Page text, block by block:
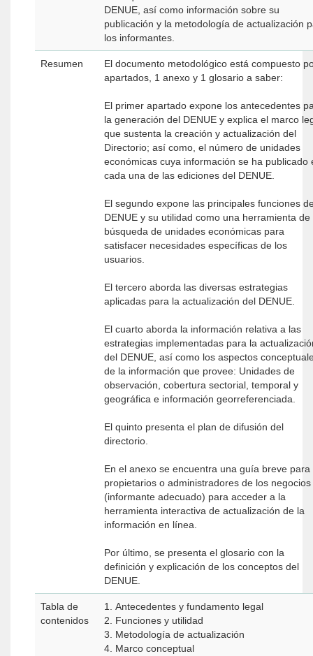
DENUE, así como información sobre su
publicación y la metodología de actualización
los informantes.
Resumen
El documento metodológico está compuesto
apartados, 1 anexo y 1 glosario a saber:
El primer apartado expone los antecedentes
la generación del DENUE y explica el marco
que sustenta la creación y actualización del
Directorio; así como, el número de unidades
económicas cuya información se ha publicado
cada una de las ediciones del DENUE.
El segundo expone las principales funciones
DENUE y su utilidad como una herramienta de
búsqueda de unidades económicas para
satisfacer necesidades específicas de los
usuarios.
El tercero aborda las diversas estrategias
aplicadas para la actualización del DENUE.
El cuarto aborda la información relativa a las
estrategias implementadas para la
del DENUE, así como los aspectos
de la información que provee: Unidades de
observación, cobertura sectorial, temporal y
geográfica e información georreferenciada.
El quinto presenta el plan de difusión del
directorio.
En el anexo se encuentra una guía breve para
propietarios o administradores de los negocios
(informante adecuado) para acceder a la
herramienta interactiva de actualización de la
información en línea.
Por último, se presenta el glosario con la
definición y explicación de los conceptos del
DENUE.
Tabla de
contenidos
1. Antecedentes y fundamento legal
2. Funciones y utilidad
3. Metodología de actualización
4. Marco conceptual